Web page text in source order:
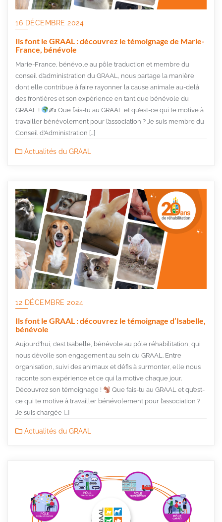
16 DÉCEMBRE 2024
Ils font le GRAAL : découvrez le témoignage de Marie-
France, bénévole
Marie-France, bénévole au pôle traduction et membre du
conseil d’administration du GRAAL, nous partage la manière
dont elle contribue à faire rayonner la cause animale au-delà
des frontières et son expérience en tant que bénévole du
GRAAL !
✍ Que fais-tu au GRAAL et qu’est-ce qui te motive à
travailler bénévolement pour l’association ? Je suis membre du
Conseil d’Administration […]
Actualités du GRAAL
12 DÉCEMBRE 2024
Ils font le GRAAL : découvrez le témoignage d’Isabelle,
bénévole
Aujourd’hui, c’est Isabelle, bénévole au pôle réhabilitation, qui
nous dévoile son engagement au sein du GRAAL. Entre
organisation, suivi des animaux et défis à surmonter, elle nous
raconte son expérience et ce qui la motive chaque jour.
Découvrez son témoignage !
Que fais-tu au GRAAL et qu’est-
ce qui te motive à travailler bénévolement pour l’association ?
Je suis chargée […]
Actualités du GRAAL